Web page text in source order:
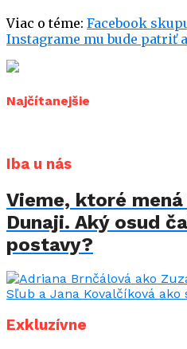
Viac o téme: Facebook
Instagrame mu bude patriť
Najčítanejšie
Iba u nás
Vieme, ktoré
Dunaji. Aký osud
postavy?
Exkluzívne